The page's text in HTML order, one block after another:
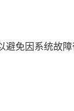
免因系统故